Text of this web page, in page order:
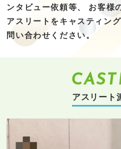
ンタビュー依頼等、
お客様
アスリートをキャスティング
問い合わせください。
アスリート